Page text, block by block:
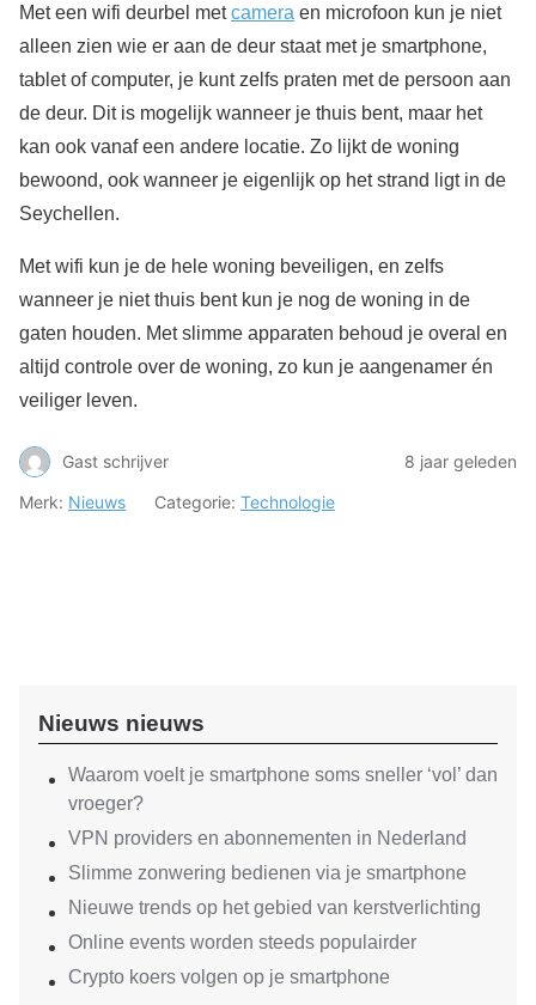
Met een wifi deurbel metcamera en microfoon kun je niet
alleen zien wie er aan de deur staat met je smartphone,
tablet of computer, je kunt zelfs praten met de persoon aan
de deur. Dit is mogelijk wanneer je thuis bent, maar het
kan ook vanaf een andere locatie. Zo lijkt de woning
bewoond, ook wanneer je eigenlijk op het strand ligt in de
Seychellen.
Met wifi kun je de hele woning beveiligen, en zelfs
wanneer je niet thuis bent kun je nog de woning in de
gaten houden. Met slimme apparaten behoud je overal en
altijd controle over de woning, zo kun je aangenamer én
veiliger leven.
Gast schrijver
8 jaar geleden
Merk: Nieuws Categorie: Technologie
Nieuws nieuws
Waarom voelt je smartphone soms sneller ‘vol’ dan
vroeger?
VPN providers en abonnementen in Nederland
Slimme zonwering bedienen via je smartphone
Nieuwe trends op het gebied van kerstverlichting
Online events worden steeds populairder
Crypto koers volgen op je smartphone